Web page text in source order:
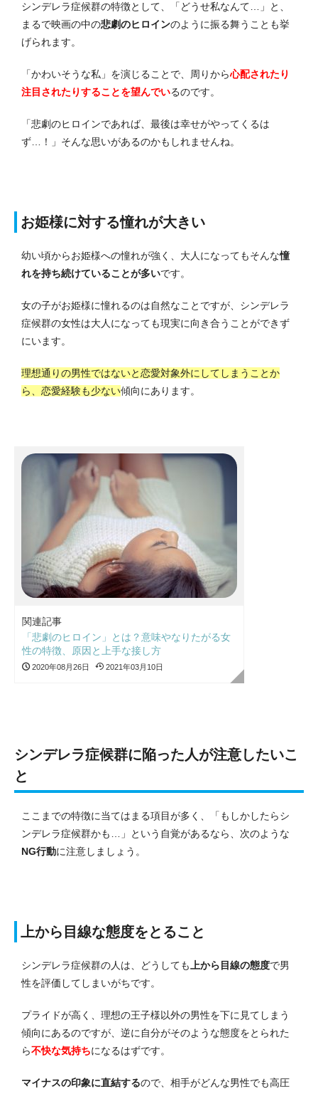
シンデレラ症候群の特徴として、「どうせ私なんて…」と、
まるで映画の中の悲劇のヒロインのように振る舞うことも挙
げられます。
「かわいそうな私」を演じることで、周りから心配されたり
注目されたりすることを望んでいるのです。
「悲劇のヒロインであれば、最後は幸せがやってくるは
ず…！」そんな思いがあるのかもしれませんね。
お姫様に対する憧れが大きい
幼い頃からお姫様への憧れが強く、大人になってもそんな憧
れを持ち続けていることが多いです。
女の子がお姫様に憧れるのは自然なことですが、シンデレラ
症候群の女性は大人になっても現実に向き合うことができず
にいます。
理想通りの男性ではないと恋愛対象外にしてしまうことか
ら、恋愛経験も少ない傾向にあります。
関連記事
「悲劇のヒロイン」とは？意味やなりたがる女
性の特徴、原因と上手な接し方
2020年08月26日 2021年03月10日
シンデレラ症候群に陥った人が注意したいこ
と
ここまでの特徴に当てはまる項目が多く、「もしかしたらシ
ンデレラ症候群かも…」という自覚があるなら、次のような
NG行動に注意しましょう。
上から目線な態度をとること
シンデレラ症候群の人は、どうしても上から目線の態度で男
性を評価してしまいがちです。
プライドが高く、理想の王子様以外の男性を下に見てしまう
傾向にあるのですが、逆に自分がそのような態度をとられた
ら不快な気持ちになるはずです。
マイナスの印象に直結するので、相手がどんな男性でも高圧